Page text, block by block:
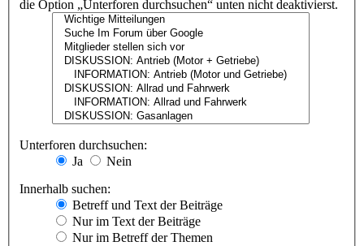
die Option „Unterforen durchsuchen“ unten nicht deaktivierst.
Unterforen durchsuchen:
Ja
Nein
Innerhalb suchen:
Betreff und Text der Beiträge
Nur im Text der Beiträge
Nur im Betreff der Themen